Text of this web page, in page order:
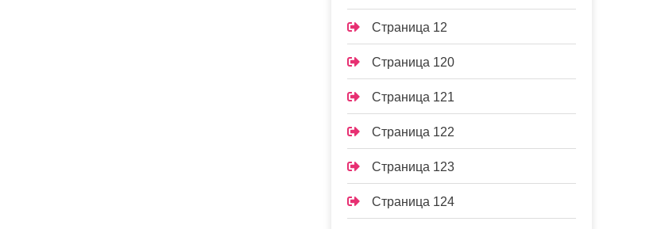
Страница 12
Страница 120
Страница 121
Страница 122
Страница 123
Страница 124